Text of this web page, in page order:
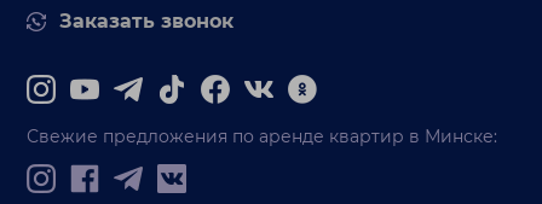
Заказать звонок
Свежие предложения по аренде квартир в Минске: